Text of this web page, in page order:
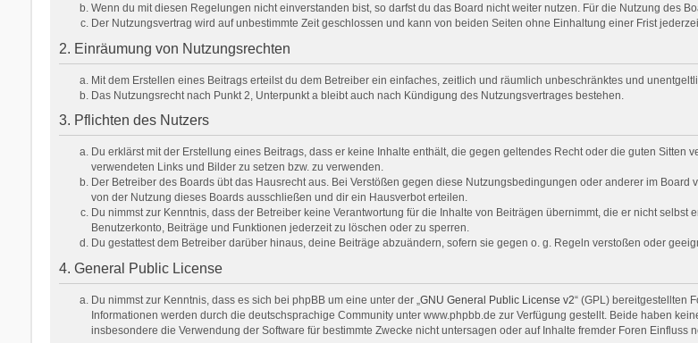
Wenn du mit diesen Regelungen nicht einverstanden bist, so darfst du das Board nicht weiter nutzen. Für die Nutzung des
Der Nutzungsvertrag wird auf unbestimmte Zeit geschlossen und kann von beiden Seiten ohne Einhaltung einer Frist
2. Einräumung von Nutzungsrechten
Mit dem Erstellen eines Beitrags erteilst du dem Betreiber ein einfaches, zeitlich und räumlich unbeschränktes und
Das Nutzungsrecht nach Punkt 2, Unterpunkt a bleibt auch nach Kündigung des Nutzungsvertrages bestehen.
3. Pflichten des Nutzers
Du erklärst mit der Erstellung eines Beitrags, dass er keine Inhalte enthält, die gegen geltendes Recht oder die guten
verwendeten Links und Bilder zu setzen bzw. zu verwenden.
Der Betreiber des Boards übt das Hausrecht aus. Bei Verstößen gegen diese Nutzungsbedingungen oder anderer im
von der Nutzung dieses Boards ausschließen und dir ein Hausverbot erteilen.
Du nimmst zur Kenntnis, dass der Betreiber keine Verantwortung für die Inhalte von Beiträgen übernimmt, die er nicht
Benutzerkonto, Beiträge und Funktionen jederzeit zu löschen oder zu sperren.
Du gestattest dem Betreiber darüber hinaus, deine Beiträge abzuändern, sofern sie gegen o. g. Regeln verstoßen oder
4. General Public License
Du nimmst zur Kenntnis, dass es sich bei phpBB um eine unter der „GNU General Public License v2“ (GPL) bereitgestellten
Informationen werden durch die deutschsprachige Community unter www.phpbb.de zur Verfügung gestellt. Beide haben
insbesondere die Verwendung der Software für bestimmte Zwecke nicht untersagen oder auf Inhalte fremder Foren Einfluss